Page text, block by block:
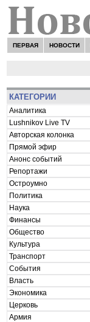
ПЕРВАЯ НОВОСТИ
КАТЕГОРИИ
Аналитика
Lushnikov Live TV
Авторская колонка
Прямой эфир
Анонс событий
Репортажи
Остроумно
Политика
Наука
Финансы
Общество
Культура
Транспорт
События
Власть
Экономика
Церковь
Армия